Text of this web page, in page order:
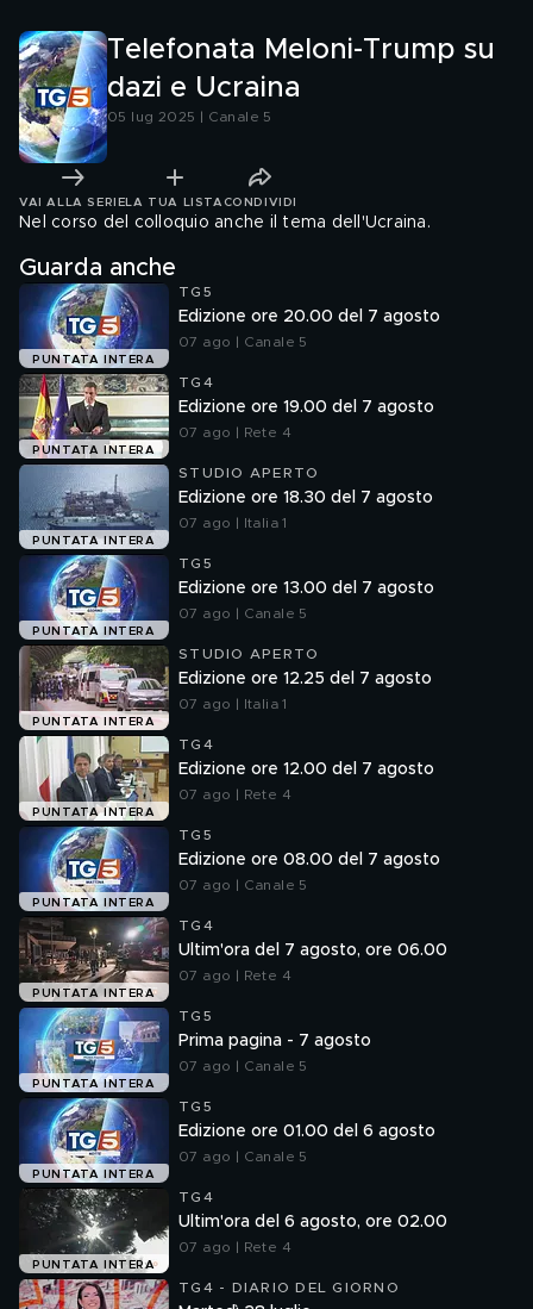
Telefonata Meloni-Trump su
dazi e Ucraina
05 lug 2025 | Canale 5
VAI ALLA SERIE LA TUA LISTA CONDIVIDI
Nel corso del colloquio anche il tema dell'Ucraina.
Guarda anche
PUNTATA INTERA
TG5
Edizione ore 20.00 del 7 agosto
07 ago | Canale 5
PUNTATA INTERA
TG4
Edizione ore 19.00 del 7 agosto
07 ago | Rete 4
PUNTATA INTERA
STUDIO APERTO
Edizione ore 18.30 del 7 agosto
07 ago | Italia 1
PUNTATA INTERA
TG5
Edizione ore 13.00 del 7 agosto
07 ago | Canale 5
PUNTATA INTERA
STUDIO APERTO
Edizione ore 12.25 del 7 agosto
07 ago | Italia 1
PUNTATA INTERA
TG4
Edizione ore 12.00 del 7 agosto
07 ago | Rete 4
PUNTATA INTERA
TG5
Edizione ore 08.00 del 7 agosto
07 ago | Canale 5
PUNTATA INTERA
TG4
Ultim'ora del 7 agosto, ore 06.00
07 ago | Rete 4
PUNTATA INTERA
TG5
Prima pagina - 7 agosto
07 ago | Canale 5
PUNTATA INTERA
TG5
Edizione ore 01.00 del 6 agosto
07 ago | Canale 5
PUNTATA INTERA
TG4
Ultim'ora del 6 agosto, ore 02.00
07 ago | Rete 4
TG4 - DIARIO DEL GIORNO